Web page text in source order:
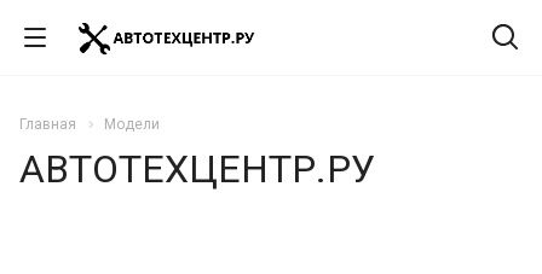
Главная Модели
АВТОТЕХЦЕНТР.РУ